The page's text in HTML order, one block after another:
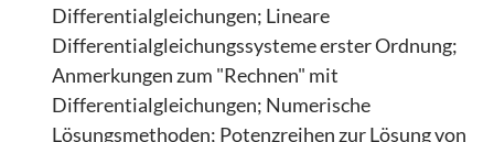
Differentialgleichungen; Lineare
Differentialgleichungssysteme erster Ordnung;
Anmerkungen zum "Rechnen" mit
Differentialgleichungen; Numerische
Lösungsmethoden; Potenzreihen zur Lösung von